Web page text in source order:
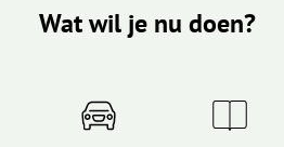
Wat wil je nu doen?